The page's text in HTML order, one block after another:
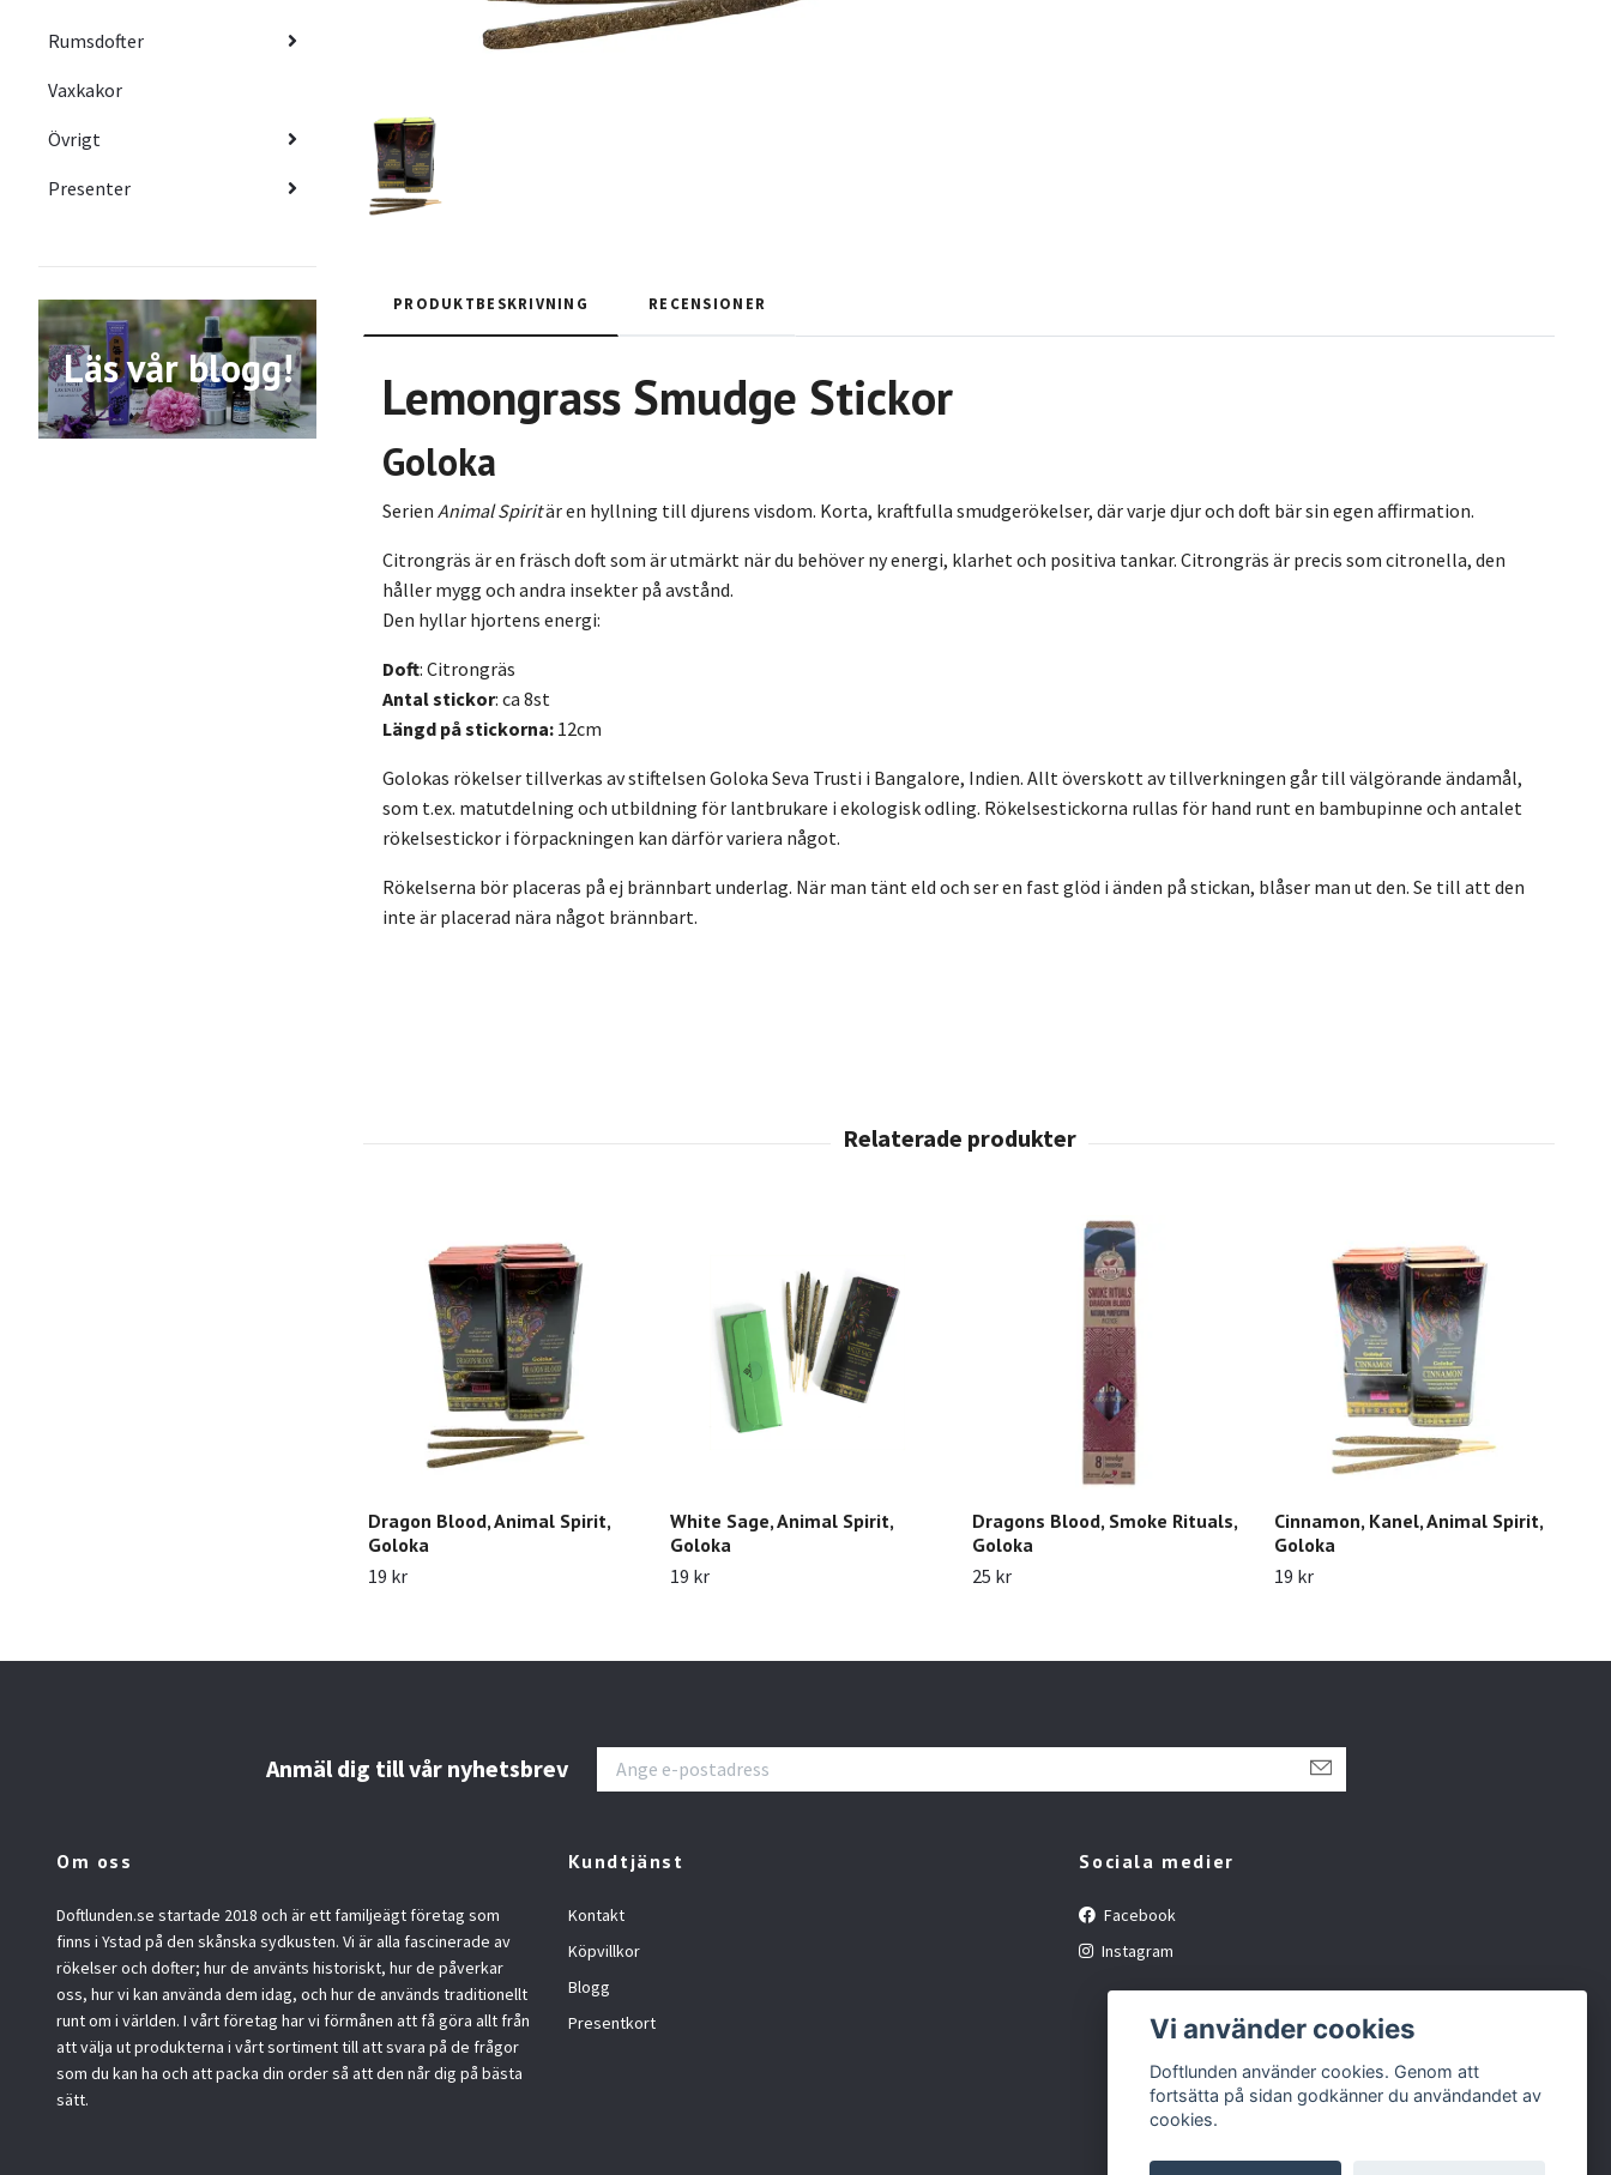
Rumsdofter
Vaxkakor
Övrigt
Presenter
Läs vår blogg!
PRODUKTBESKRIVNING RECENSIONER
Lemongrass Smudge Stickor
Goloka
Serien Animal Spiritär en hyllning till djurens visdom. Korta, kraftfulla smudgerökelser, där varje djur och doft bär sin egen affirmation.
Citrongräs är en fräsch doft som är utmärkt när du behöver ny energi, klarhet och positiva tankar. Citrongräs är precis som citronella, den
håller mygg och andra insekter på avstånd.
Den hyllar hjortens energi:
Doft: Citrongräs
Antal stickor: ca 8st
Längd på stickorna: 12cm
Golokas rökelser tillverkas av stiftelsen Goloka Seva Trusti i Bangalore, Indien. Allt överskott av tillverkningen går till välgörande ändamål,
som t.ex. matutdelning och utbildning för lantbrukare i ekologisk odling. Rökelsestickorna rullas för hand runt en bambupinne och antalet
rökelsestickor i förpackningen kan därför variera något.
Rökelserna bör placeras på ej brännbart underlag. När man tänt eld och ser en fast glöd i änden på stickan, blåser man ut den. Se till att den
inte är placerad nära något brännbart.
Dragon Blood, Animal Spirit,
Goloka
19 kr
White Sage, Animal Spirit,
Goloka
19 kr
Dragons Blood, Smoke Rituals,
Goloka
25 kr
Cinnamon, Kanel, Animal Spirit,
Goloka
19 kr
Anmäl dig till vår nyhetsbrev
Om oss
Doftlunden.se startade 2018 och är ett familjeägt företag som
finns i Ystad på den skånska sydkusten. Vi är alla fascinerade av
rökelser och dofter; hur de använts historiskt, hur de påverkar
oss, hur vi kan använda dem idag, och hur de används traditionellt
runt om i världen. I vårt företag har vi förmånen att få göra allt från
att välja ut produkterna i vårt sortiment till att svara på de frågor
som du kan ha och att packa din order så att den når dig på bästa
sätt.
Kundtjänst
Kontakt
Köpvillkor
Blogg
Presentkort
Sociala medier
Facebook
Instagram
Vi använder cookies
Doftlunden använder cookies. Genom att
fortsätta på sidan godkänner du användandet av
cookies.